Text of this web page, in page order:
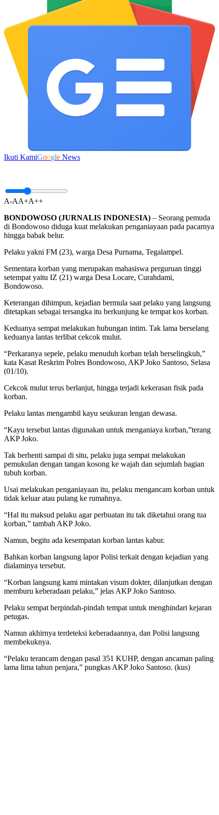
Ikuti KamiGoogle News
A-AA+A++
BONDOWOSO (JURNALIS INDONESIA) – Seorang pemuda
di Bondowoso diduga kuat melakukan penganiayaan pada pacarnya
hingga babak belur.
Pelaku yakni FM (23), warga Desa Purnama, Tegalampel.
Sementara korban yang merupakan mahasiswa perguruan tinggi
setempat yaitu IZ (21) warga Desa Locare, Curahdami,
Bondowoso.
Keterangan dihimpun, kejadian bermula saat pelaku yang langsung
ditetapkan sebagai tersangka itu berkunjung ke tempat kos korban.
Keduanya sempat melakukan hubungan intim. Tak lama berselang
keduanya lantas terlibat cekcok mulut.
“Perkaranya sepele, pelaku menuduh korban telah berselingkuh,”
kata Kasat Reskrim Polres Bondowoso, AKP Joko Santoso, Selasa
(01/10).
Cekcok mulut terus berlanjut, hingga terjadi kekerasan fisik pada
korban.
Pelaku lantas mengambil kayu seukuran lengan dewasa.
“Kayu tersebut lantas digunakan untuk menganiaya korban,”terang
AKP Joko.
Tak berhenti sampai di situ, pelaku juga sempat melakukan
pemukulan dengan tangan kosong ke wajah dan sejumlah bagian
tubuh korban.
Usai melakukan penganiayaan itu, pelaku mengancam korban untuk
tidak keluar atau pulang ke rumahnya.
“Hal itu maksud pelaku agar perbuatan itu tak diketahui orang tua
korban,” tambah AKP Joko.
Namun, begitu ada kesempatan korban lantas kabur.
Bahkan korban langsung lapor Polisi terkait dengan kejadian yang
dialaminya tersebut.
“Korban langsung kami mintakan visum dokter, dilanjutkan dengan
memburu keberadaan pelaku,” jelas AKP Joko Santoso.
Pelaku sempat berpindah-pindah tempat untuk menghindari kejaran
petugas.
Namun akhirnya terdeteksi keberadaannya, dan Polisi langsung
membekuknya.
“Pelaku terancam dengan pasal 351 KUHP, dengan ancaman paling
lama lima tahun penjara,” pungkas AKP Joko Santoso. (kus)